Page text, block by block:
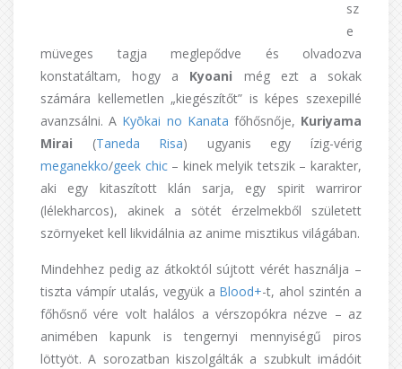
sz
e
müveges tagja meglepődve és olvadozva
konstatáltam, hogy a Kyoani még ezt a sokak
számára kellemetlen „kiegészítőt” is képes szexepillé
avanzsálni. A Kyōkai no Kanata főhősnője, Kuriyama
Mirai (Taneda Risa) ugyanis egy ízig-vérig
meganekko/geek chic– kinek melyik tetszik – karakter,
aki egy kitaszított klán sarja, egy spirit warriror
(lélekharcos), akinek a sötét érzelmekből született
szörnyeket kell likvidálnia az anime misztikus világában.
Mindehhez pedig az átkoktól sújtott vérét használja –
tiszta vámpír utalás, vegyük a Blood+-t, ahol szintén a
főhősnő vére volt halálos a vérszopókra nézve – az
animében kapunk is tengernyi mennyiségű piros
löttyöt.A sorozatban kiszolgálták a szubkult imádóit